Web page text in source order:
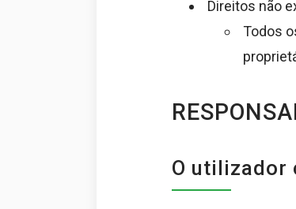
Direitos não
Todos
O utilizador